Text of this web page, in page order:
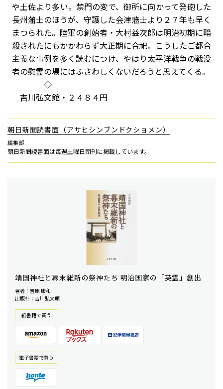
や土佐より多い。禁門の変で、御所に向かって発砲した
長州藩士のほうが、守護した会津藩士より２７年も早く
まつられた。陸軍の創始者・大村益次郎は明治初期に暗
殺されたにもかかわらず大正期に合祀。こうしたご都合
主義な事例を多く読むにつけ、やはり太平洋戦争の戦没
者の慰霊の場にはふさわしくないだろうと思えてくる。
◇
吉川弘文館・２４８４円
朝日新聞読書面（アサヒシンブンドクショメン）
編集部
朝日新聞読書面は毎週土曜日朝刊に掲載しています。
靖国神社と幕末維新の祭神たち 明治国家の「英霊」創出
著者：吉原 康和
出版社：吉川弘文館
紙書籍で買う
電⼦書籍で買う